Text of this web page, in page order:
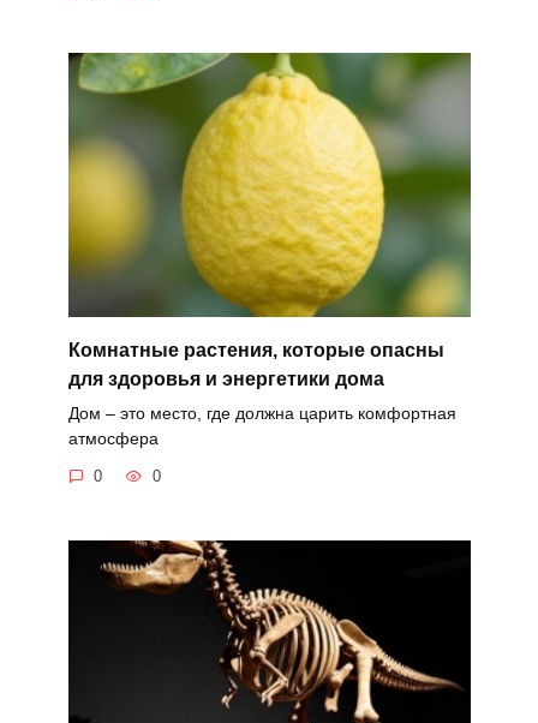
Комнатные растения, которые опасны
для здоровья и энергетики дома
Дом – это место, где должна царить комфортная
атмосфера
0 0